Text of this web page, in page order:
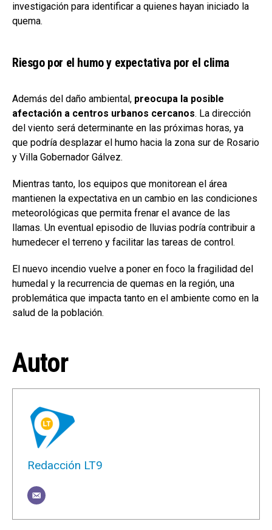
investigación para identificar a quienes hayan iniciado la
quema.
Riesgo por el humo y expectativa por el clima
Además del daño ambiental, preocupa la posible
afectación a centros urbanos cercanos. La dirección
del viento será determinante en las próximas horas, ya
que podría desplazar el humo hacia la zona sur de Rosario
y Villa Gobernador Gálvez.
Mientras tanto, los equipos que monitorean el área
mantienen la expectativa en un cambio en las condiciones
meteorológicas que permita frenar el avance de las
llamas. Un eventual episodio de lluvias podría contribuir a
humedecer el terreno y facilitar las tareas de control.
El nuevo incendio vuelve a poner en foco la fragilidad del
humedal y la recurrencia de quemas en la región, una
problemática que impacta tanto en el ambiente como en la
salud de la población.
Autor
Redacción LT9